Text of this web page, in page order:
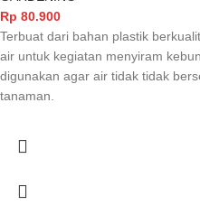
Rp 80.900
Terbuat dari bahan plastik
air untuk kegiatan menyiram
digunakan agar air tidak tidak
tanaman.